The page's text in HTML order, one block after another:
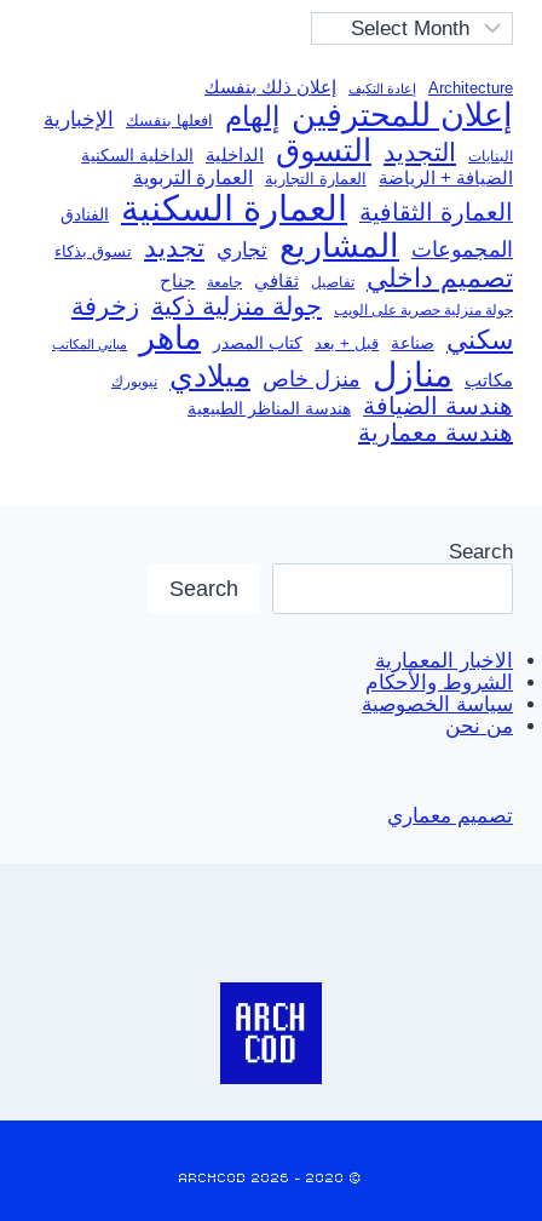
Archives
Architecture إعادة التكيف إعلان ذلك بنفسك
إعلان للمحترفين إلهام افعلها بنفسك الإخبارية
البنايات التجديد التسوق الداخلية الداخلية السكنية
الضيافة + الرياضة العمارة التجارية العمارة التربوية
العمارة الثقافية العمارة السكنية الفنادق
المجموعات المشاريع تجاري تجديد تسوق بذكاء
تصميم داخلي تفاصيل ثقافي جامعة جناح
جولة منزلية حصرية على الويب جولة منزلية ذكية زخرفة
سكني صناعة قبل + بعد كتاب المصدر ماهر مباني المكاتب
مكاتب منازل منزل خاص ميلادي نيويورك
هندسة الضيافة هندسة المناظر الطبيعية
هندسة معمارية
Search
Search
الاخبار المعمارية
الشروط والأحكام
سياسة الخصوصية
من نحن
تصميم معماري
© 2020 - 2026 ARCHCOD